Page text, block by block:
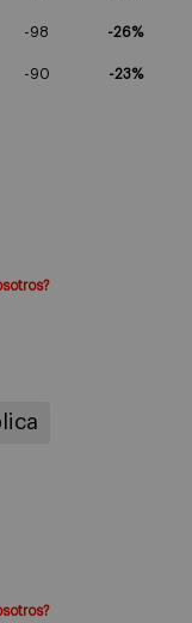
-98 -26%
-90 -23%